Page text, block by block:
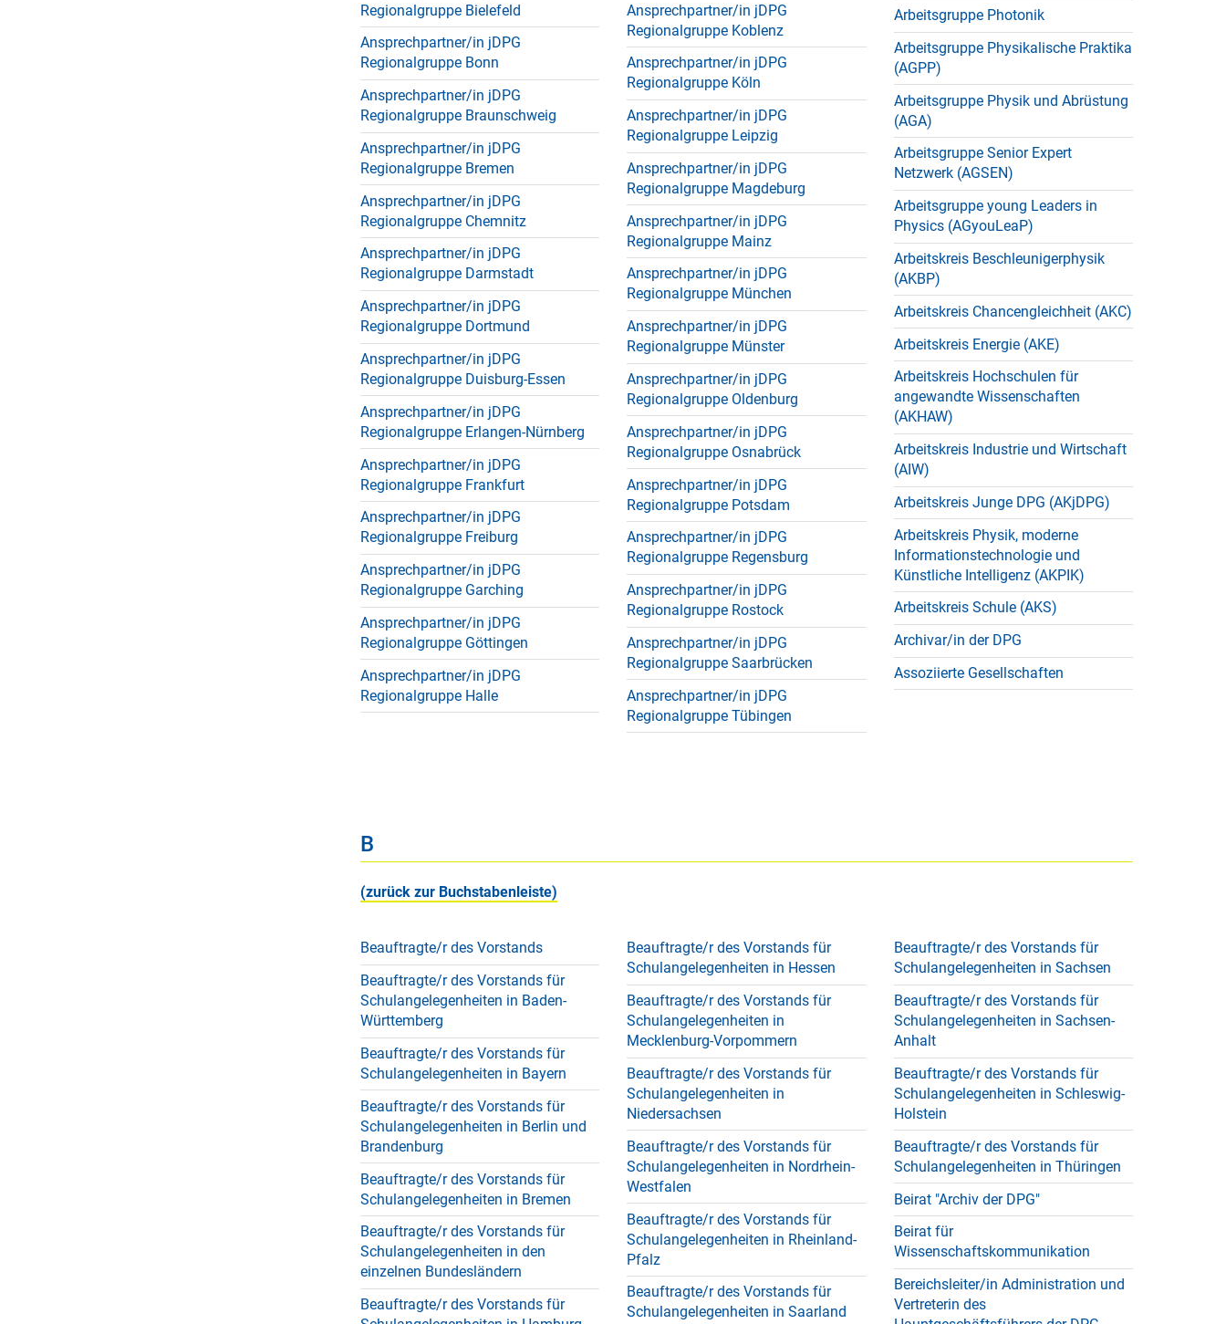
Regionalgruppe Bielefeld
Ansprechpartner/in jDPG
Regionalgruppe Bonn
Ansprechpartner/in jDPG
Regionalgruppe Braunschweig
Ansprechpartner/in jDPG
Regionalgruppe Bremen
Ansprechpartner/in jDPG
Regionalgruppe Chemnitz
Ansprechpartner/in jDPG
Regionalgruppe Darmstadt
Ansprechpartner/in jDPG
Regionalgruppe Dortmund
Ansprechpartner/in jDPG
Regionalgruppe Duisburg-Essen
Ansprechpartner/in jDPG
Regionalgruppe Erlangen-Nürnberg
Ansprechpartner/in jDPG
Regionalgruppe Frankfurt
Ansprechpartner/in jDPG
Regionalgruppe Freiburg
Ansprechpartner/in jDPG
Regionalgruppe Garching
Ansprechpartner/in jDPG
Regionalgruppe Göttingen
Ansprechpartner/in jDPG
Regionalgruppe Halle
Ansprechpartner/in jDPG
Regionalgruppe Koblenz
Ansprechpartner/in jDPG
Regionalgruppe Köln
Ansprechpartner/in jDPG
Regionalgruppe Leipzig
Ansprechpartner/in jDPG
Regionalgruppe Magdeburg
Ansprechpartner/in jDPG
Regionalgruppe Mainz
Ansprechpartner/in jDPG
Regionalgruppe München
Ansprechpartner/in jDPG
Regionalgruppe Münster
Ansprechpartner/in jDPG
Regionalgruppe Oldenburg
Ansprechpartner/in jDPG
Regionalgruppe Osnabrück
Ansprechpartner/in jDPG
Regionalgruppe Potsdam
Ansprechpartner/in jDPG
Regionalgruppe Regensburg
Ansprechpartner/in jDPG
Regionalgruppe Rostock
Ansprechpartner/in jDPG
Regionalgruppe Saarbrücken
Ansprechpartner/in jDPG
Regionalgruppe Tübingen
Arbeitsgruppe Photonik
Arbeitsgruppe Physikalische Praktika
(AGPP)
Arbeitsgruppe Physik und Abrüstung
(AGA)
Arbeitsgruppe Senior Expert
Netzwerk (AGSEN)
Arbeitsgruppe young Leaders in
Physics (AGyouLeaP)
Arbeitskreis Beschleunigerphysik
(AKBP)
Arbeitskreis Chancengleichheit (AKC)
Arbeitskreis Energie (AKE)
Arbeitskreis Hochschulen für
angewandte Wissenschaften
(AKHAW)
Arbeitskreis Industrie und Wirtschaft
(AIW)
Arbeitskreis Junge DPG (AKjDPG)
Arbeitskreis Physik, moderne
Informationstechnologie und
Künstliche Intelligenz (AKPIK)
Arbeitskreis Schule (AKS)
Archivar/in der DPG
Assoziierte Gesellschaften
B
(zurück zur Buchstabenleiste)
Beauftragte/r des Vorstands
Beauftragte/r des Vorstands für
Schulangelegenheiten in Baden-
Württemberg
Beauftragte/r des Vorstands für
Schulangelegenheiten in Bayern
Beauftragte/r des Vorstands für
Schulangelegenheiten in Berlin und
Brandenburg
Beauftragte/r des Vorstands für
Schulangelegenheiten in Bremen
Beauftragte/r des Vorstands für
Schulangelegenheiten in den
einzelnen Bundesländern
Beauftragte/r des Vorstands für
Beauftragte/r des Vorstands für
Schulangelegenheiten in Hessen
Beauftragte/r des Vorstands für
Schulangelegenheiten in
Mecklenburg-Vorpommern
Beauftragte/r des Vorstands für
Schulangelegenheiten in
Niedersachsen
Beauftragte/r des Vorstands für
Schulangelegenheiten in Nordrhein-
Westfalen
Beauftragte/r des Vorstands für
Schulangelegenheiten in Rheinland-
Pfalz
Beauftragte/r des Vorstands für
Schulangelegenheiten in Saarland
Beauftragte/r des Vorstands für
Schulangelegenheiten in Sachsen
Beauftragte/r des Vorstands für
Schulangelegenheiten in Sachsen-
Anhalt
Beauftragte/r des Vorstands für
Schulangelegenheiten in Schleswig-
Holstein
Beauftragte/r des Vorstands für
Schulangelegenheiten in Thüringen
Beirat "Archiv der DPG"
Beirat für
Wissenschaftskommunikation
Bereichsleiter/in Administration und
Vertreterin des